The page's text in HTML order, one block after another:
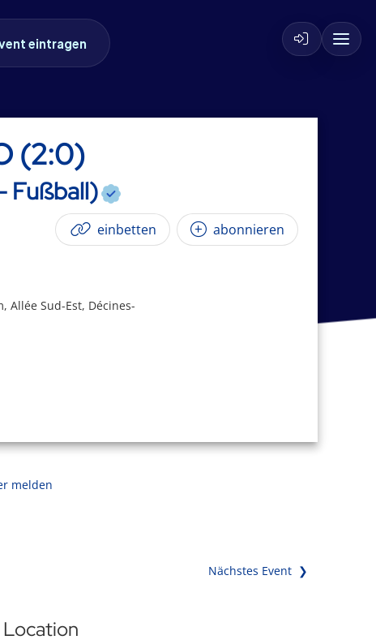
eintragen
(2:0)
Fußball)
einbetten abonnieren
Allée Sud-Est, Décines-
melden
Nächstes Event ❯
Location